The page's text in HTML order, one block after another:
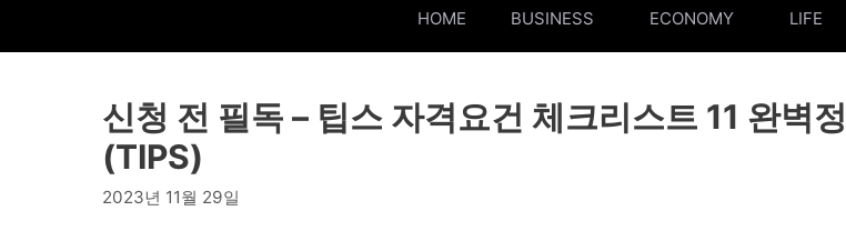
HOME BUSINESS ECONOMY LIFE
신청 전 필독 – 팁스 자격요건 체크리스트 11 완벽
(TIPS)
2023년 11월 29일